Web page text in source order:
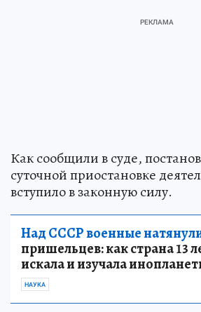
Как сообщили в суде,
суточной приостановке
вступило в законную силу.
Над СССР военные
пришельцев: как страна 13
искала и изучала
НАУКА